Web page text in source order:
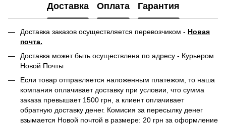
Доставка Оплата Гарантия
Доставка заказов осуществляется перевозчиком - Новая
почта.
Доставка может быть осуществлена по адресу - Курьером
Новой Почты
Если товар отправляется наложенным платежом, то наша
компания оплачивает доставку при условии, что сумма
заказа превышает 1500 грн, а клиент оплачивает
обратную доставку денег. Комисия за пересылку денег
взымается Новой почтой в размере: 20 грн за оформление